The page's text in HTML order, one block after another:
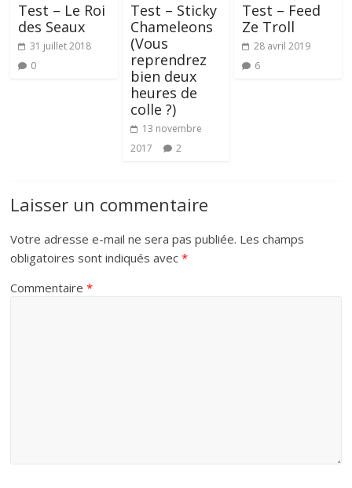
Test – Le Roi
des Seaux
31 juillet 2018
0
Test – Sticky
Chameleons
(Vous
reprendrez
bien deux
heures de
colle ?)
13 novembre
2017
2
Test – Feed
Ze Troll
28 avril 2019
6
Laisser un commentaire
Votre adresse e-mail ne sera pas publiée. Les champs
obligatoires sont indiqués avec*
Commentaire*